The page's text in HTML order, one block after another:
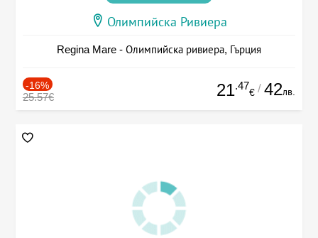
Олимпийска Ривиера
Regina Mare - Олимпийска ривиера, Гърция
-16%
25.57€ 21.47
€ / 42лв.